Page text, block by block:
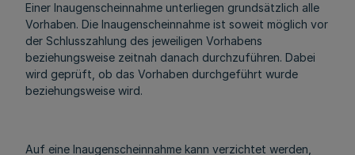
Einer Inaugenscheinnahme unterliegen grundsätzlich alle
Vorhaben. Die Inaugenscheinnahme ist soweit möglich vor
der Schlusszahlung des jeweiligen Vorhabens
beziehungsweise zeitnah danach durchzuführen. Dabei
wird geprüft, ob das Vorhaben durchgeführt wurde
beziehungsweise wird.
Auf eine Inaugenscheinnahme kann verzichtet werden,